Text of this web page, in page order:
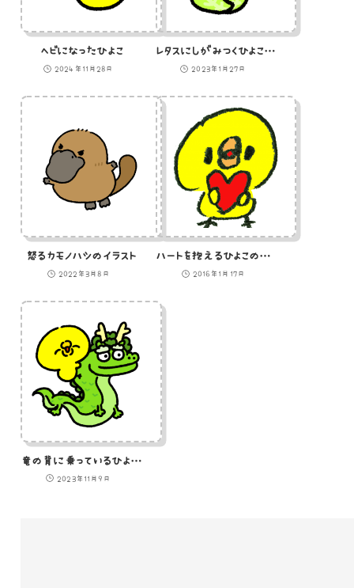
ヘビになったひよこ
2024年11月28日
レタスにしがみつくひよこの女の子
2023年1月27日
怒るカモノハシのイラスト
2022年3月8日
ハートを抱えるひよこのイラスト
2016年1月17日
竜の背に乗っているひよこのGIFアニメ
2023年11月9日